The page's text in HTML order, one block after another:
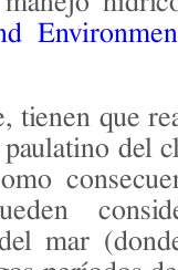
tienen que
del
mar